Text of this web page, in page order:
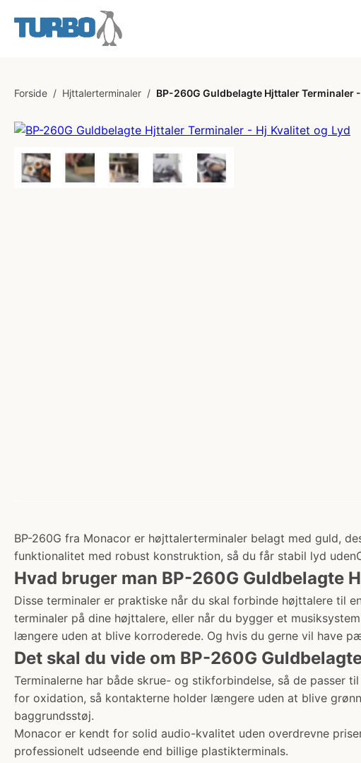
Forside / Hjttalerterminaler / BP-260G Guldbelagte Hjttaler Terminaler
BP-260G fra Monacor er højttalerterminaler belagt med guld,
funktionalitet med robust konstruktion, så du får stabil lyd
Hvad bruger man BP-260G Guldbelagte
Disse terminaler er praktiske når du skal forbinde højttalere til
terminaler på dine højttalere, eller når du bygger et
længere uden at blive korroderede. Og hvis du gerne vil have
Det skal du vide om BP-260G
Terminalerne har både skrue- og stikforbindelse, så de
for oxidation, så kontakterne holder længere uden at blive
baggrundsstøj.
Monacor er kendt for solid audio-kvalitet uden overdrevne
professionelt udseende end billige plastikterminals.